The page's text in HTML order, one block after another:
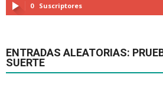
0 Suscriptores
ENTRADAS ALEATORIAS:
SUERTE